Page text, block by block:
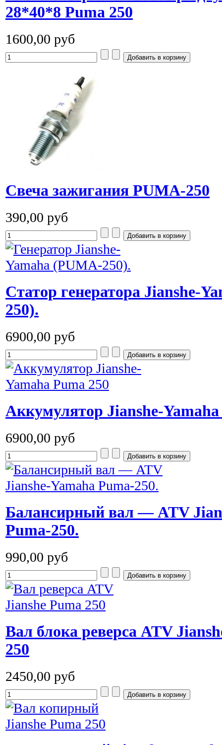
28*40*8 Puma 250
1600,00 руб
Cвеча зажигания PUMA-250
390,00 руб
Cтатор генератора Jianshe-
250).
6900,00 руб
Аккумулятор Jianshe-
6900,00 руб
Балансирный вал — ATV
Puma-250.
990,00 руб
Вал блока реверса ATV
250
2450,00 руб